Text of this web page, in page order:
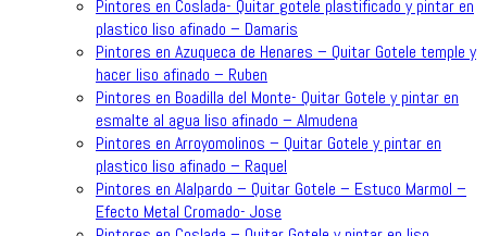
Pintores en Coslada- Quitar gotele plastificado y pintar en
plastico liso afinado – Damaris
Pintores en Azuqueca de Henares – Quitar Gotele temple y
hacer liso afinado – Ruben
Pintores en Boadilla del Monte- Quitar Gotele y pintar en
esmalte al agua liso afinado – Almudena
Pintores en Arroyomolinos – Quitar Gotele y pintar en
plastico liso afinado – Raquel
Pintores en Alalpardo – Quitar Gotele – Estuco Marmol –
Efecto Metal Cromado- Jose